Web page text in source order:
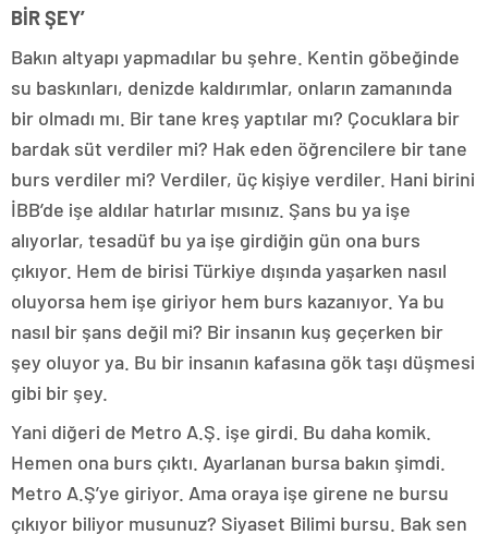
BİR ŞEY’
Bakın altyapı yapmadılar bu şehre. Kentin göbeğinde
su baskınları, denizde kaldırımlar, onların zamanında
bir olmadı mı. Bir tane kreş yaptılar mı? Çocuklara bir
bardak süt verdiler mi? Hak eden öğrencilere bir tane
burs verdiler mi? Verdiler, üç kişiye verdiler. Hani birini
İBB’de işe aldılar hatırlar mısınız. Şans bu ya işe
alıyorlar, tesadüf bu ya işe girdiğin gün ona burs
çıkıyor. Hem de birisi Türkiye dışında yaşarken nasıl
oluyorsa hem işe giriyor hem burs kazanıyor. Ya bu
nasıl bir şans değil mi? Bir insanın kuş geçerken bir
şey oluyor ya. Bu bir insanın kafasına gök taşı düşmesi
gibi bir şey.
Yani diğeri de Metro A.Ş. işe girdi. Bu daha komik.
Hemen ona burs çıktı. Ayarlanan bursa bakın şimdi.
Metro A.Ş’ye giriyor. Ama oraya işe girene ne bursu
çıkıyor biliyor musunuz? Siyaset Bilimi bursu. Bak sen